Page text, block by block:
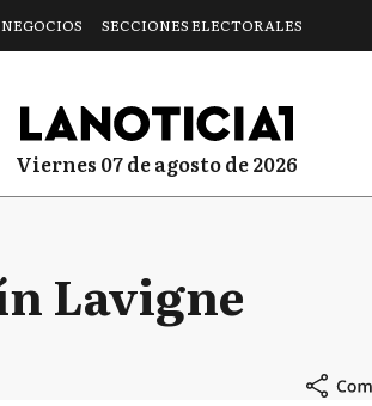
SECCIONES ELECTORALES
viernes 07 de agosto de 2026
Lavigne